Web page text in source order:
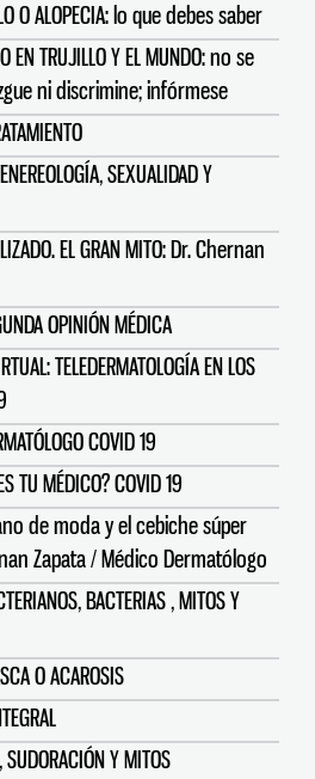
O ALOPECIA: lo que debes saber
EN TRUJILLO Y EL MUNDO: no se
ni discrimine; infórmese
SEXUALIDAD Y
EL GRAN MITO: Dr. Chernan
OPINIÓN MÉDICA
TELEDERMATOLOGÍA EN LOS
COVID 19
TU MÉDICO? COVID 19
de moda y el cebiche súper
Zapata / Médico Dermatólogo
BACTERIAS , MITOS Y
O ACAROSIS
SUDORACIÓN Y MITOS